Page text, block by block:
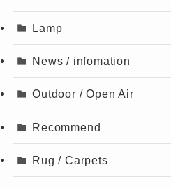
Lamp
News / infomation
Outdoor / Open Air
Recommend
Rug / Carpets